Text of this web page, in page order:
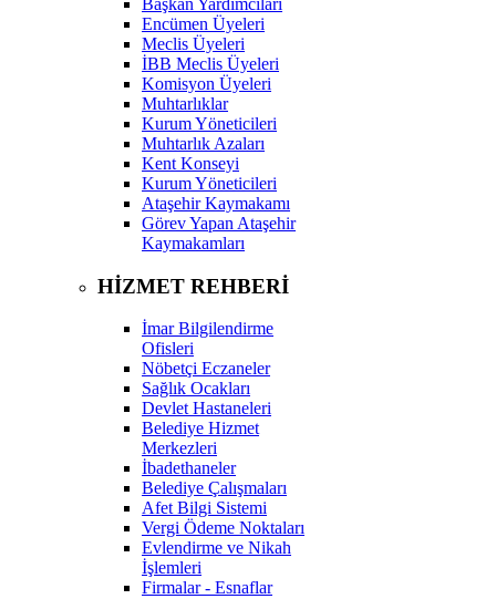
Encümen Üyeleri
Meclis Üyeleri
İBB Meclis Üyeleri
Komisyon Üyeleri
Muhtarlıklar
Kurum Yöneticileri
Muhtarlık Azaları
Kent Konseyi
Kurum Yöneticileri
Ataşehir Kaymakamı
Görev Yapan Ataşehir
Kaymakamları
HİZMET REHBERİ
İmar Bilgilendirme
Ofisleri
Nöbetçi Eczaneler
Sağlık Ocakları
Devlet Hastaneleri
Belediye Hizmet
Merkezleri
İbadethaneler
Belediye Çalışmaları
Afet Bilgi Sistemi
Vergi Ödeme Noktaları
Evlendirme ve Nikah
İşlemleri
Firmalar - Esnaflar